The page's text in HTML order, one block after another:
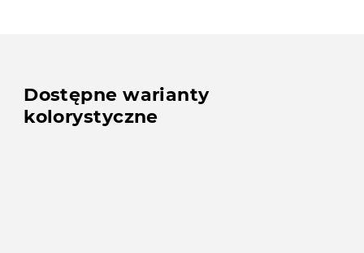
Dostępne warianty
kolorystyczne